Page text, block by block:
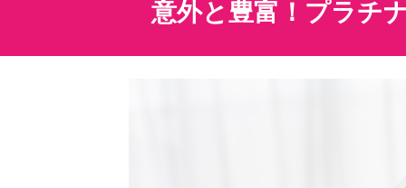
意外と豊富！プラチ